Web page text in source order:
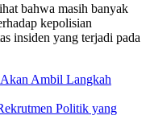
bahwa masih banyak
kepolisian
insiden yang terjadi pada
Ambil Langkah
Politik yang